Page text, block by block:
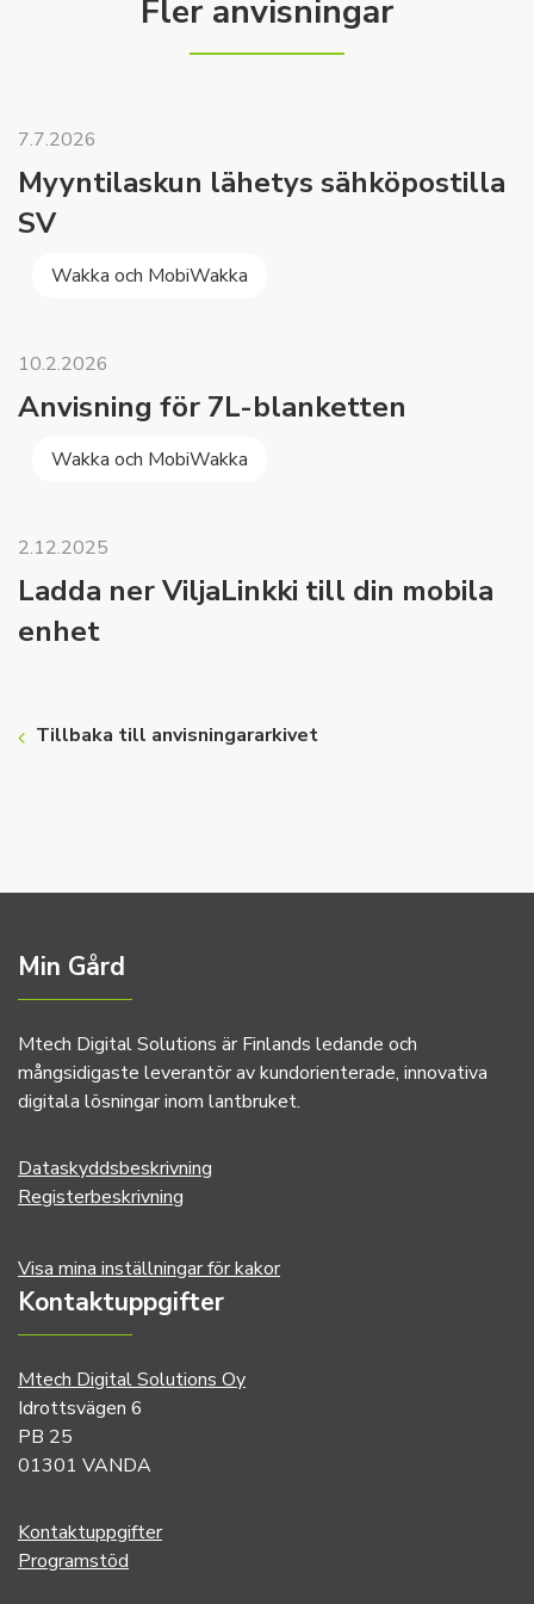
Fler anvisningar
7.7.2026
Myyntilaskun lähetys sähköpostilla
SV
Wakka och MobiWakka
10.2.2026
Anvisning för 7L-blanketten
Wakka och MobiWakka
2.12.2025
Ladda ner ViljaLinkki till din mobila
enhet
Tillbaka till anvisningararkivet
Min Gård
Mtech Digital Solutions är Finlands ledande och
mångsidigaste leverantör av kundorienterade, innovativa
digitala lösningar inom lantbruket.
Dataskyddsbeskrivning
Registerbeskrivning
Visa mina inställningar för kakor
Kontaktuppgifter
Mtech Digital Solutions Oy
Idrottsvägen 6
PB 25
01301 VANDA
Kontaktuppgifter
Programstöd